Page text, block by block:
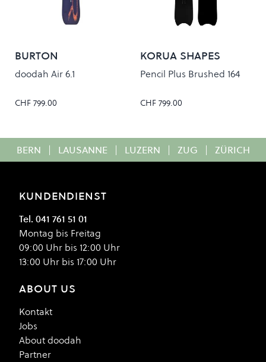
BURTON
doodah Air 6.1
CHF 799.00
KORUA SHAPES
Pencil Plus Brushed 164
CHF 799.00
BERN | LAUSANNE | LUZERN | ZUG | ZÜRICH
KUNDENDIENST
Tel. 041 761 51 01
Montag bis Freitag
09:00 Uhr bis 12:00 Uhr
13:00 Uhr bis 17:00 Uhr
ABOUT US
Kontakt
Jobs
About doodah
Partner